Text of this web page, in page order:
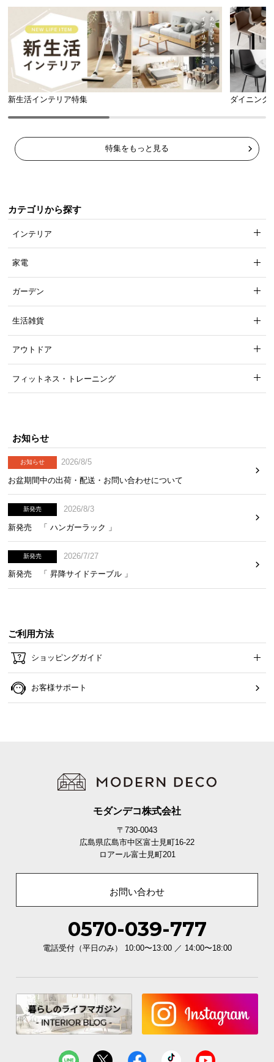
上がりになります。
敷きたい場所に合わせて自由にカット
カッターで簡単にカットできるので、敷きたい場所
に合わせてぴったり敷くことができます。
カットする際のポイント
カットする場合はカッターがオススメです。ハサ
ミだと大量の芝を巻き込み、芝の短くなったカッ
ト面が目立つ恐れがあります。
芝生を固定するU字ピン付き
固定U字ピン
カラーバリエーション
新生活インテリア特集 ダイニング
特集をもっと見る
カテゴリから探す
インテリア
家電
ガーデン
生活雑貨
アウトドア
フィットネス・トレーニング
お知らせ
お知らせ
2026/8/5
お盆期間中の出荷・配送・お問い合わせについて
新発売
2026/8/3
新発売 「 ハンガーラック 」
新発売
2026/7/27
新発売 「 昇降サイドテーブル 」
ご利用方法
ショッピングガイド
お客様サポート
モダンデコ株式会社
〒730-0043
広島県広島市中区富士見町16-22
ロアール富士見町201
お問い合わせ
0570-039-777
電話受付（平日のみ） 10:00〜13:00 ／ 14:00〜18:00